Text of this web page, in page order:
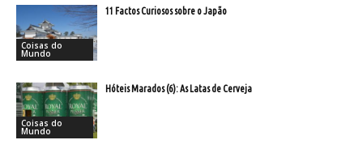
Coisas do
Mundo
11 Factos Curiosos sobre o Japão
Coisas do
Mundo
Hóteis Marados (6): As Latas de Cerveja